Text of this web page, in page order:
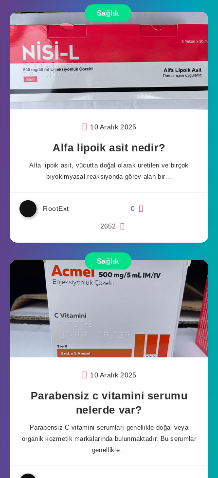
Sağlık
10 Aralık 2025
Alfa lipoik asit nedir?
Alfa lipoik asit, vücutta doğal olarak üretilen ve birçok
biyokimyasal reaksiyonda görev alan bir…
RootExt 0
2652
Sağlık
10 Aralık 2025
Parabensiz c vitamini serumu
nelerde var?
Parabensiz C vitamini serumları genellikle doğal veya
organik kozmetik markalarında bulunmaktadır. Bu serumlar
genellikle…